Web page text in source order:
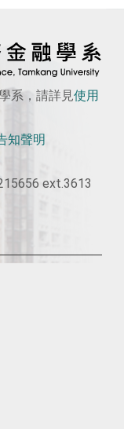
系，請詳見使用
知聲明
ext.3613